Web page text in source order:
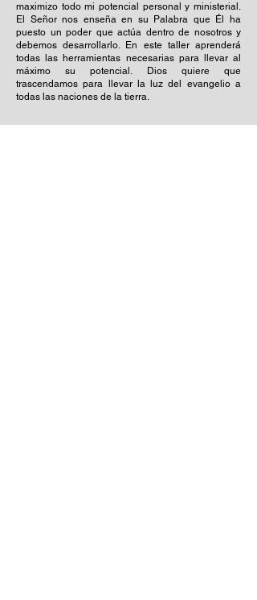
maximizo todo mi potencial personal y ministerial.
El Señor nos enseña en su Palabra que Él ha
puesto un poder que actúa dentro de nosotros y
debemos desarrollarlo. En este taller aprenderá
todas las herramientas necesarias para llevar al
máximo su potencial. Dios quiere que
trascendamos para llevar la luz del evangelio a
todas las naciones de la tierra.